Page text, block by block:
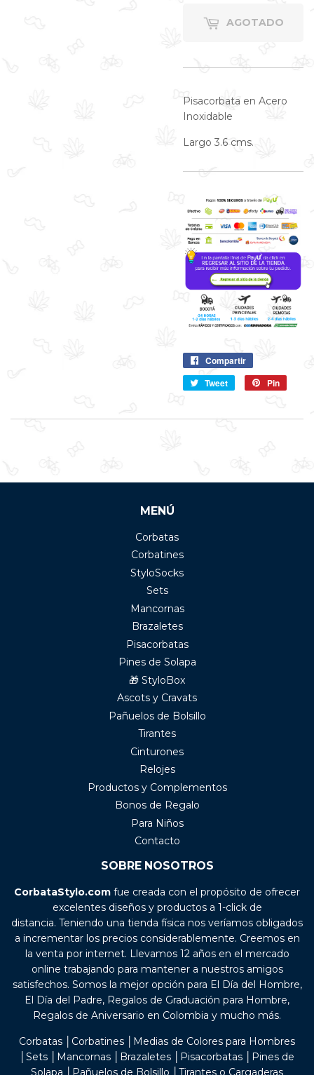
AGOTADO
Pisacorbata en Acero
Inoxidable
Largo 3.6 cms.
Compartir
en
Facebook
Tweet
CompartirPin
MENÚ
Corbatas
Corbatines
StyloSocks
Sets
Mancornas
Brazaletes
Pisacorbatas
Pines de Solapa
🎁 StyloBox
Ascots y Cravats
Pañuelos de Bolsillo
Tirantes
Cinturones
Relojes
Productos y Complementos
Bonos de Regalo
Para Niños
Contacto
SOBRE NOSOTROS
CorbataStylo.com fue creada con el propósito de ofrecer
excelentes diseños y productos a 1-click de
distancia. Teniendo una tienda física nos veríamos obligados
a incrementar los precios considerablemente. Creemos en
la venta por internet. Llevamos 12 años en el mercado
online trabajando para mantener a nuestros amigos
satisfechos. Somos la mejor opción para El Día del Hombre,
El Día del Padre, Regalos de Graduación para Hombre,
Regalos de Aniversario en Colombia y mucho más.
Corbatas │Corbatines │Medias de Colores para Hombres
│Sets │Mancornas │Brazaletes │Pisacorbatas │Pines de
Solapa │Pañuelos de Bolsillo │Tirantes o Cargaderas